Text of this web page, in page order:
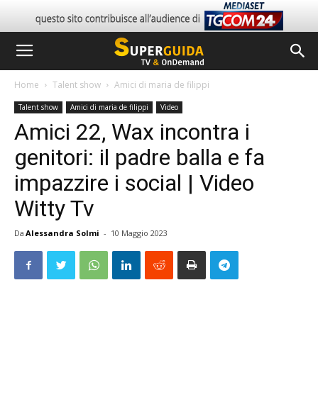
Home Talent show Amici di maria de filippi
Talent show Amici di maria de filippi Video
Amici 22, Wax incontra i
genitori: il padre balla e fa
impazzire i social | Video
Witty Tv
Da Alessandra Solmi - 10 Maggio 2023